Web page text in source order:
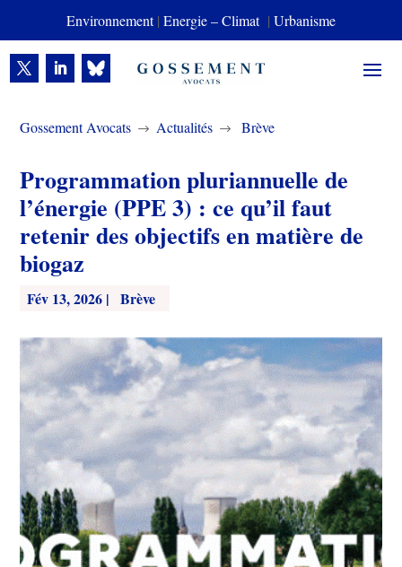
Environnement| Energie – Climat | Urbanisme
Gossement Avocats $ Actualités $ Brève
Programmation pluriannuelle de
l’énergie (PPE 3) : ce qu’il faut
retenir des objectifs en matière de
biogaz
Fév 13, 2026 | Brève